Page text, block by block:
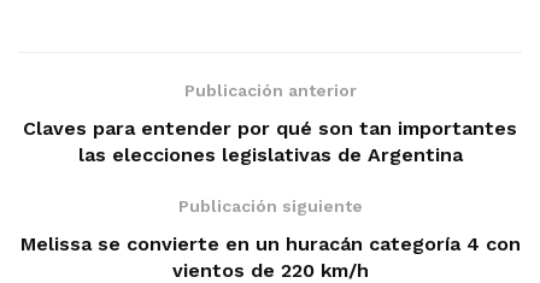
Publicación anterior
Claves para entender por qué son tan importantes
las elecciones legislativas de Argentina
Publicación siguiente
Melissa se convierte en un huracán categoría 4 con
vientos de 220 km/h